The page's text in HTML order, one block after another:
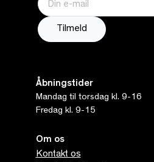
Åbningstider
Mandag til torsdag kl. 9-16
Fredag kl. 9-15
Om os
Kontakt os